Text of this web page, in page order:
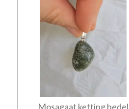
Mosagaat ketting bedel